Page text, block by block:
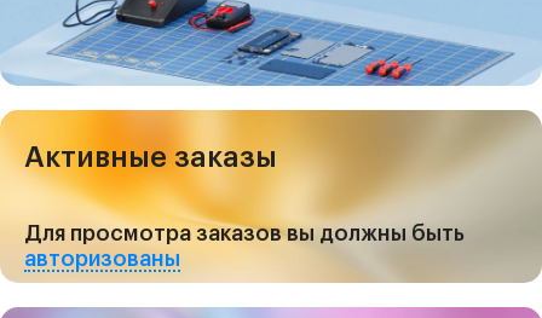
Активные заказы
Для просмотра заказов вы должны быть
авторизованы